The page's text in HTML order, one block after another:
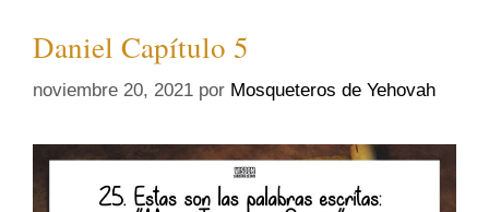
Daniel Capítulo 5
noviembre 20, 2021 por Mosqueteros de Yehovah